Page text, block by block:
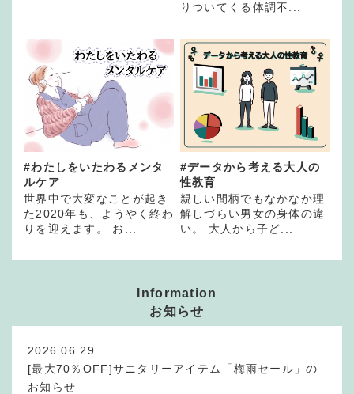
りついてくる体調不...
#わたしをいたわるメンタ
ルケア
世界中で大変なことが起き
た2020年も、ようやく終わ
りを迎えます。 お...
#データから考える大人の
性教育
親しい間柄でもなかなか理
解しづらい男女の身体の違
い。 大人から子ど...
Information
お知らせ
2026.06.29
[最大70％OFF]サニタリーアイテム「梅雨セール」の
お知らせ